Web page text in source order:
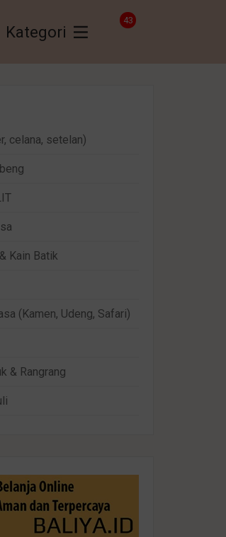
Kategori
43
celana, setelan)
Kain Batik
(Kamen, Udeng, Safari)
& Rangrang